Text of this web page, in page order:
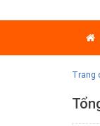
Trang